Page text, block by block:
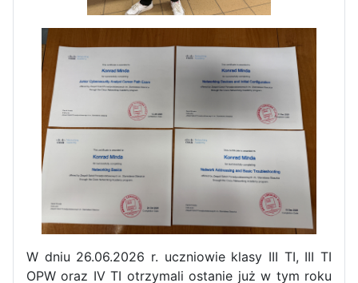
Zakończenie praktyk w
Portugalii
Rozpoczęcie kampanii „Gotowi
na kryzys” w ZSP w Iłży
Pierwszy tydzień praktyk
W dniu 26.06.2026 r. uczniowie klasy III TI, III TI
OPW oraz IV TI otrzymali ostanie już w tym roku